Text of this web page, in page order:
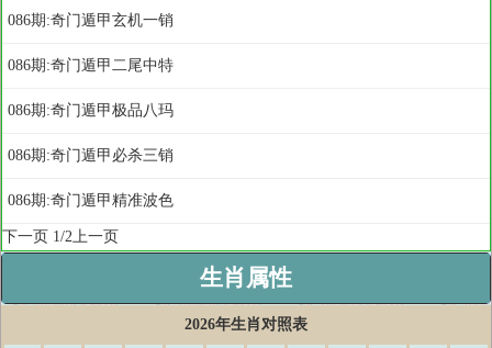
086期:奇门遁甲玄机一销
086期:奇门遁甲二尾中特
086期:奇门遁甲极品八玛
086期:奇门遁甲必杀三销
086期:奇门遁甲精准波色
下一页 1/2上一页
生肖属性
2026年生肖对照表